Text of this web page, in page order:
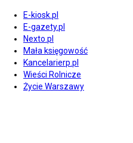
E-kiosk.pl
E-gazety.pl
Nexto.pl
Mała księgowość
Kancelarierp.pl
Wieści Rolnicze
Życie Warszawy